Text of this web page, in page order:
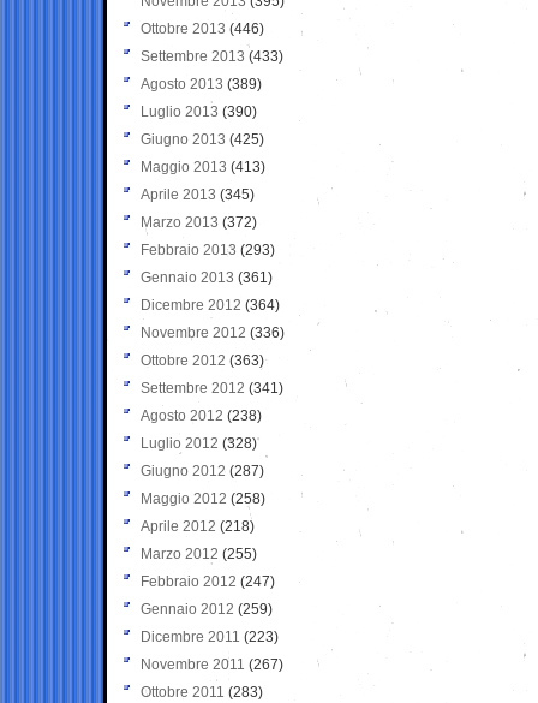
Ottobre 2013 (446)
Settembre 2013 (433)
Agosto 2013 (389)
Luglio 2013 (390)
Giugno 2013 (425)
Maggio 2013 (413)
Aprile 2013 (345)
Marzo 2013 (372)
Febbraio 2013 (293)
Gennaio 2013 (361)
Dicembre 2012 (364)
Novembre 2012 (336)
Ottobre 2012 (363)
Settembre 2012 (341)
Agosto 2012 (238)
Luglio 2012 (328)
Giugno 2012 (287)
Maggio 2012 (258)
Aprile 2012 (218)
Marzo 2012 (255)
Febbraio 2012 (247)
Gennaio 2012 (259)
Dicembre 2011 (223)
Novembre 2011 (267)
Ottobre 2011 (283)